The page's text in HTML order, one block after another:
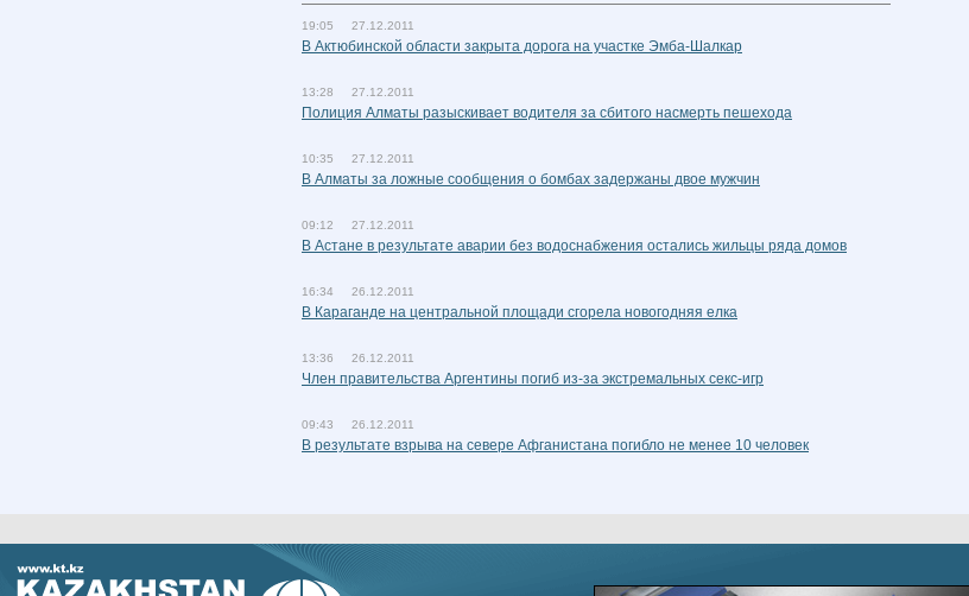
19:05 27.12.2011
В Актюбинской области закрыта дорога на участке Эмба-Шалкар
13:28 27.12.2011
Полиция Алматы разыскивает водителя за сбитого насмерть пешехода
10:35 27.12.2011
В Алматы за ложные сообщения о бомбах задержаны двое мужчин
09:12 27.12.2011
В Астане в результате аварии без водоснабжения остались жильцы ряда домов
16:34 26.12.2011
В Караганде на центральной площади сгорела новогодняя елка
13:36 26.12.2011
Член правительства Аргентины погиб из-за экстремальных секс-игр
09:43 26.12.2011
В результате взрыва на севере Афганистана погибло не менее 10 человек